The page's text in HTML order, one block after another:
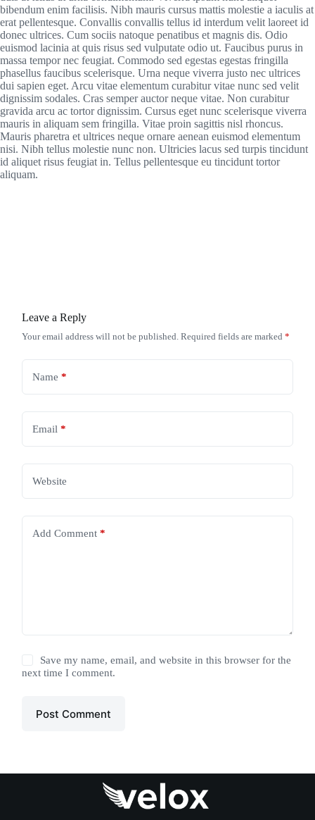
bibendum enim facilisis. Nibh mauris cursus mattis molestie a iaculis at
erat pellentesque. Convallis convallis tellus id interdum velit laoreet id
donec ultrices. Cum sociis natoque penatibus et magnis dis. Odio
euismod lacinia at quis risus sed vulputate odio ut. Faucibus purus in
massa tempor nec feugiat. Commodo sed egestas egestas fringilla
phasellus faucibus scelerisque. Urna neque viverra justo nec ultrices
dui sapien eget. Arcu vitae elementum curabitur vitae nunc sed velit
dignissim sodales. Cras semper auctor neque vitae. Non curabitur
gravida arcu ac tortor dignissim. Cursus eget nunc scelerisque viverra
mauris in aliquam sem fringilla. Vitae proin sagittis nisl rhoncus.
Mauris pharetra et ultrices neque ornare aenean euismod elementum
nisi. Nibh tellus molestie nunc non. Ultricies lacus sed turpis tincidunt
id aliquet risus feugiat in. Tellus pellentesque eu tincidunt tortor
aliquam.
Leave a Reply
Your email address will not be published. Required fields are marked*
Name *
Email *
Website
Add Comment *
Save my name, email, and website in this browser for the
next time I comment.
Post Comment